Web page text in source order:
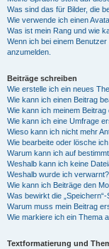
Was sind das für Bilder, die
Wie verwende ich einen
Was ist mein Rang und wie
Wenn ich bei einem
anzumelden.
Beiträge schreiben
Wie erstelle ich ein neues
Wie kann ich einen Beitrag
Wie kann ich meinem
Wie kann ich eine Umfrage
Wieso kann ich nicht mehr
Wie bearbeite oder lösche
Warum kann ich auf
Weshalb kann ich keine
Weshalb wurde ich verwarnt?
Wie kann ich Beiträge den
Was bewirkt die
Warum muss mein Beitrag
Wie markiere ich ein Thema
Textformatierung und